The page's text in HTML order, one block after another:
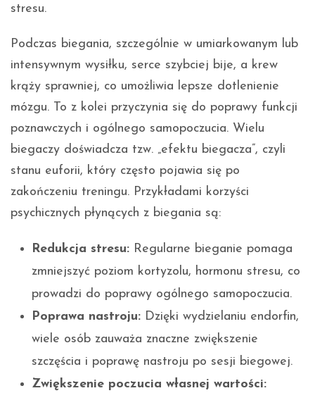
stresu.
Podczas biegania, szczególnie w umiarkowanym lub
intensywnym wysiłku, serce szybciej bije, a krew
krąży sprawniej, co umożliwia lepsze dotlenienie
mózgu. To z kolei przyczynia się do poprawy funkcji
poznawczych i ogólnego samopoczucia. Wielu
biegaczy doświadcza tzw. „efektu biegacza”, czyli
stanu euforii, który często pojawia się po
zakończeniu treningu. Przykładami korzyści
psychicznych płynących z biegania są:
Redukcja stresu: Regularne bieganie pomaga
zmniejszyć poziom kortyzolu, hormonu stresu, co
prowadzi do poprawy ogólnego samopoczucia.
Poprawa nastroju: Dzięki wydzielaniu endorfin,
wiele osób zauważa znaczne zwiększenie
szczęścia i poprawę nastroju po sesji biegowej.
Zwiększenie poczucia własnej wartości: